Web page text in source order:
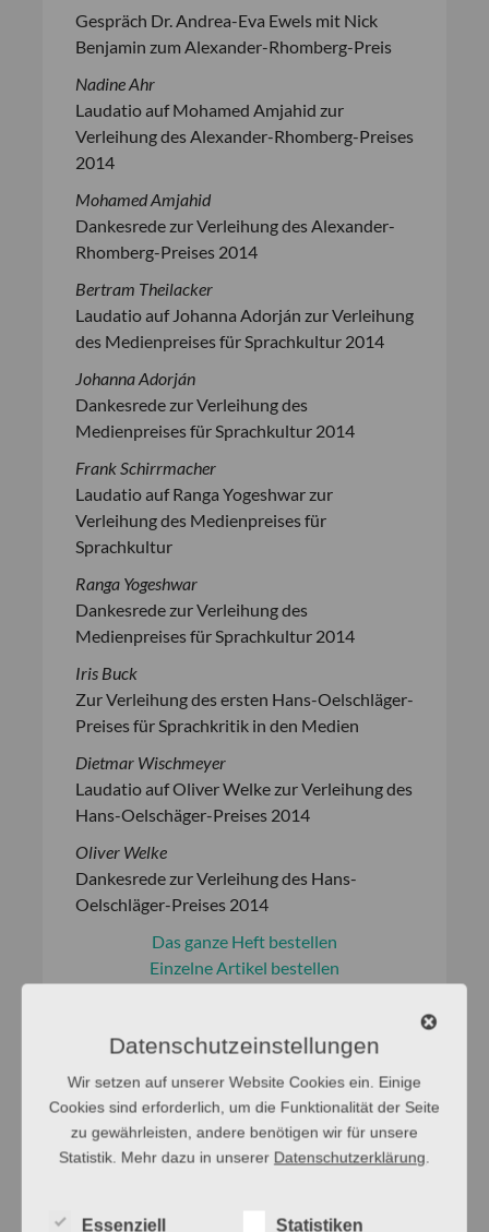
Gespräch Dr. Andrea-Eva Ewels mit Nick
Benjamin zum Alexander-Rhomberg-Preis
Nadine Ahr
Laudatio auf Mohamed Amjahid zur
Verleihung des Alexander-Rhomberg-Preises
2014
Mohamed Amjahid
Dankesrede zur Verleihung des Alexander-
Rhomberg-Preises 2014
Bertram Theilacker
Laudatio auf Johanna Adorján zur Verleihung
des Medienpreises für Sprachkultur 2014
Johanna Adorján
Dankesrede zur Verleihung des
Medienpreises für Sprachkultur 2014
Frank Schirrmacher
Laudatio auf Ranga Yogeshwar zur
Verleihung des Medienpreises für
Sprachkultur
Ranga Yogeshwar
Dankesrede zur Verleihung des
Medienpreises für Sprachkultur 2014
Iris Buck
Zur Verleihung des ersten Hans-Oelschläger-
Preises für Sprachkritik in den Medien
Dietmar Wischmeyer
Laudatio auf Oliver Welke zur Verleihung des
Hans-Oelschäger-Preises 2014
Oliver Welke
Dankesrede zur Verleihung des Hans-
Oelschläger-Preises 2014
Das ganze Heft bestellen
Einzelne Artikel bestellen
4–5/2013 – Deutsch in
Israel (Tagung)
»Deutsch lernen ist cool – vor allem wegen
Tokio Hotel«
Datenschutzeinstellungen
Wir setzen auf unserer Website Cookies ein. Einige
Cookies sind erforderlich, um die Funktionalität der Seite
zu gewährleisten, andere benötigen wir für unsere
Statistik. Mehr dazu in unserer Datenschutzerklärung.
Essenziell Statistiken